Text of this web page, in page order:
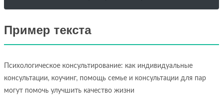
Пример текста
Психологическое консультирование: как индивидуальные
консультации, коучинг, помощь семье и консультации для пар
могут помочь улучшить качество жизни